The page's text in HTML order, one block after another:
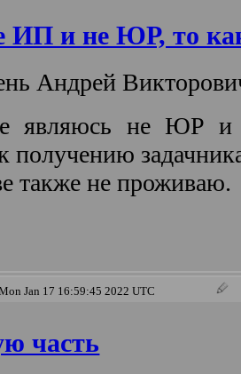
ИП и не ЮР, то
Андрей
являюсь не ЮР и
получению
также не проживаю.
Jan 17 16:59:45 2022 UTC
часть